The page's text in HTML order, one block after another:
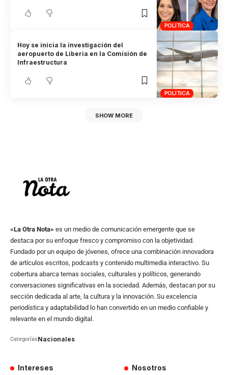
POLÍTICA
POLÍTICA
Hoy se inicia la investigación del
aeropuerto de Liberia en la Comisión de
Infraestructura
SHOW MORE
«La Otra Nota» es un medio de comunicación emergente que se
destaca por su enfoque fresco y compromiso con la objetividad.
Fundado por un equipo de jóvenes, ofrece una combinación innovadora
de artículos escritos, podcasts y contenido multimedia interactivo. Su
cobertura abarca temas sociales, culturales y políticos, generando
conversaciones significativas en la sociedad. Además, destacan por su
sección dedicada al arte, la cultura y la innovación. Su excelencia
periodística y adaptabilidad lo han convertido en un medio confiable y
relevante en el mundo digital.
CategoríasNacionales
Intereses Nosotros